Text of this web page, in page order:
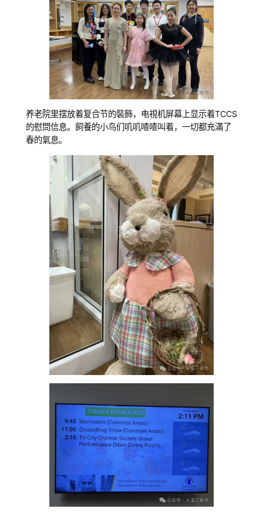
养老院里摆放着复合节的裝飾，电視机屏幕上显示着TCCS
的慰問信息。飼養的小鸟们叽叽喳喳叫着，一切都充滿了
春的氣息。